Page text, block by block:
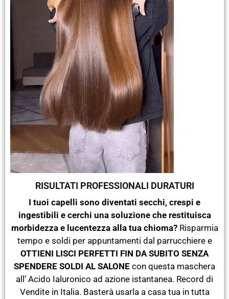
RISULTATI PROFESSIONALI DURATURI
I tuoi capelli sono diventati secchi, crespi e
ingestibili e cerchi una soluzione che restituisca
morbidezza e lucentezza alla tua chioma?Risparmia
tempo e soldi per appuntamenti dal parrucchiere e
OTTIENI LISCI PERFETTI FIN DA SUBITO SENZA
SPENDERE SOLDI AL SALONE con questa maschera
all’ Acido Ialuronico ad azione istantanea. Record di
Vendite in Italia. Basterà usarla a casa tua in tutta